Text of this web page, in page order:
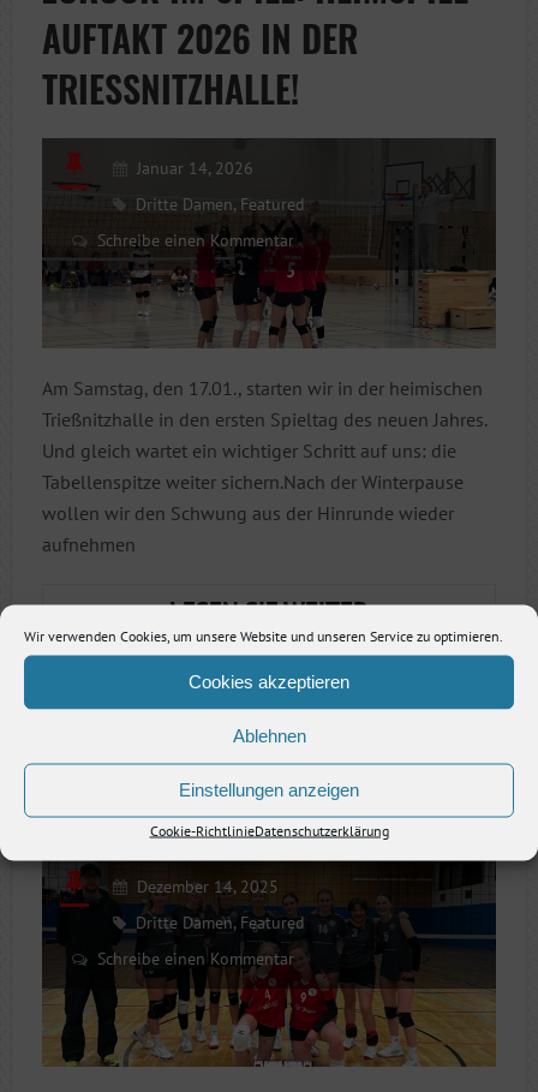
Wir verwenden Cookies, um unsere Website und unseren Service zu optimieren.
Cookies akzeptieren
Ablehnen
Einstellungen anzeigen
Cookie-RichtlinieDatenschutzerklärung
AUFTAKT 2026 IN DER
TRIESSNITZHALLE!
Januar 14, 2026
Dritte Damen, Featured
Schreibe einen Kommentar
Am Samstag, den 17.01., starten wir in der heimischen
Trießnitzhalle in den ersten Spieltag des neuen Jahres.
Und gleich wartet ein wichtiger Schritt auf uns: die
Tabellenspitze weiter sichern.Nach der Winterpause
wollen wir den Schwung aus der Hinrunde wieder
aufnehmen
LESEN SIE WEITERZURÜCK
IM
HEIMSPIEL-
2026
DER
TABELLENSPITZE GESICHERT:
ZWEI SIEGE ZUM JAHRESENDE
Dezember 14, 2025
Dritte Damen, Featured
Schreibe einen Kommentar